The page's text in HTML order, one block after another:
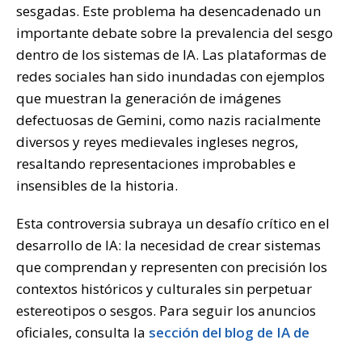
sesgadas. Este problema ha desencadenado un
importante debate sobre la prevalencia del sesgo
dentro de los sistemas de IA. Las plataformas de
redes sociales han sido inundadas con ejemplos
que muestran la generación de imágenes
defectuosas de Gemini, como nazis racialmente
diversos y reyes medievales ingleses negros,
resaltando representaciones improbables e
insensibles de la historia.
Esta controversia subraya un desafío crítico en el
desarrollo de IA: la necesidad de crear sistemas
que comprendan y representen con precisión los
contextos históricos y culturales sin perpetuar
estereotipos o sesgos. Para seguir los anuncios
oficiales, consulta la sección del blog de IA de